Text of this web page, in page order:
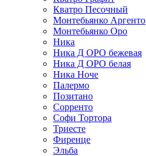
Кватро Песочный
Монтебьянко Аргенто
Монтебьянко Оро
Ника
Ника Д ОРО бежевая
Ника Д ОРО белая
Ника Ноче
Палермо
Позитано
Сорренто
Софи Тортора
Триесте
Фиренце
Эльба